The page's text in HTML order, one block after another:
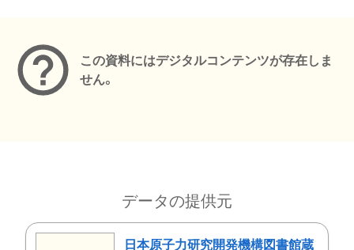
この資料にはデジタルコンテンツが存在しま
せん。
データの提供元
日本原子力研究開発機構図書館蔵